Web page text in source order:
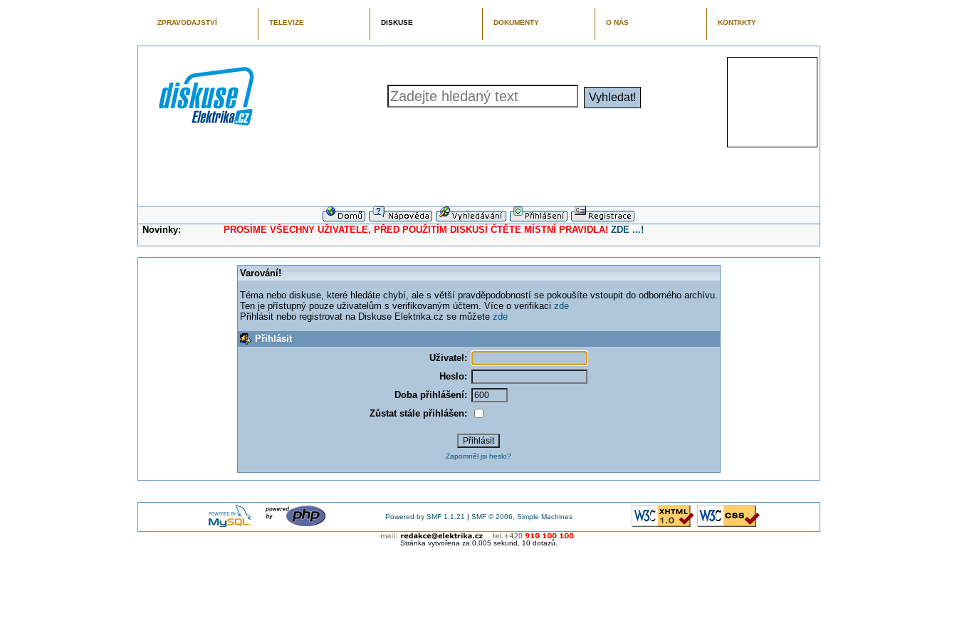
ZPRAVODAJSTVÍ TELEVIZE DISKUSE DOKUMENTY O NÁS KONTAKTY
Novinky: PROSÍME VŠECHNY UŽIVATELE, PŘED POUŽITÍM DISKUSÍ ČTĚTE MÍSTNÍ PRAVIDLA! ZDE ...!
Varování!
Téma nebo diskuse, které hledáte chybí, ale s větší pravděpodobností se pokoušíte vstoupit do odborného archívu.
Ten je přístupný pouze uživatelům s verifikovaným účtem. Více o verifikaci zde
Přihlásit nebo registrovat na Diskuse Elektrika.cz se můžete zde
Přihlásit
Uživatel:
Heslo:
Doba přihlášení:
Zůstat stále přihlášen:
Zapomněl jsi heslo?
Powered by SMF 1.1.21 | SMF © 2006, Simple Machines
Stránka vytvořena za 0.005 sekund, 10 dotazů.